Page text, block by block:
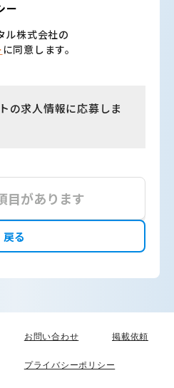
ー
ル株式会社の
に同意します。
の求人情報に応募しま
目があります
戻る
お問い合わせ 掲載依頼
プライバシーポリシー